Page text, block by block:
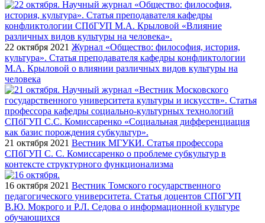
22 октября 2021 Журнал «Общество: философия, история,
культура». Статья преподавателя кафедры конфликтологии
М.А. Крыловой о влиянии различных видов культуры на
человека
21 октября 2021 Вестник МГУКИ. Статья профессора
СПбГУП С. С. Комиссаренко о проблеме субкультур в
контексте структурного функционализма
16 октября 2021 Вестник Томского государственного
педагогического университета. Статья доцентов СПбГУП
В.Ю. Мокрого и Р.Л. Седова о информационной культуре
обучающихся